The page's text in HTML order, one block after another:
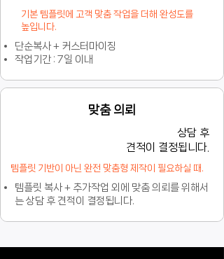
기본 템플릿에 고객 맞춤 작업을 더해 완성도를
높입니다.
단순복사 + 커스터마이징
​작업기간 : 7일 이내
맞춤 의뢰
상담 후
견적이 결정됩니다.
템플릿 기반이 아닌 완전 맞춤형 제작이 필요하실 때.
템플릿 복사 + 추가작업 외에 맞춤 의뢰를 위해서
는 상담 후 견적이 결정됩니다.